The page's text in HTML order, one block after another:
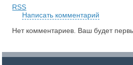
RSS
Написать комментарий
Нет комментариев. Ваш будет